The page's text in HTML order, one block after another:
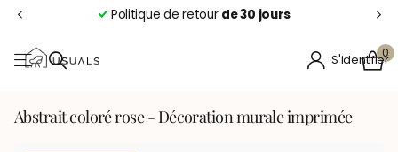
Politique de retour de 30 jours
S'identifier
0
Abstrait coloré rose - Décoration murale imprimée